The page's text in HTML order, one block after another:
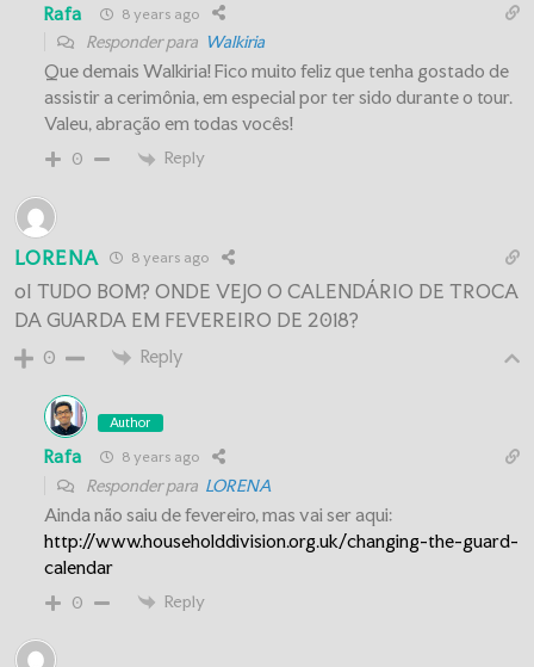
Rafa 8 years ago
Responder para Walkiria
Que demais Walkiria! Fico muito feliz que tenha gostado de
assistir a cerimônia, em especial por ter sido durante o tour.
Valeu, abração em todas vocês!
0 Reply
LORENA 8 years ago
oI TUDO BOM? ONDE VEJO O CALENDÁRIO DE TROCA
DA GUARDA EM FEVEREIRO DE 2018?
0 Reply
Author
Rafa 8 years ago
Responder para LORENA
Ainda não saiu de fevereiro, mas vai ser aqui:
http://www.householddivision.org.uk/changing-the-guard-
calendar
0 Reply